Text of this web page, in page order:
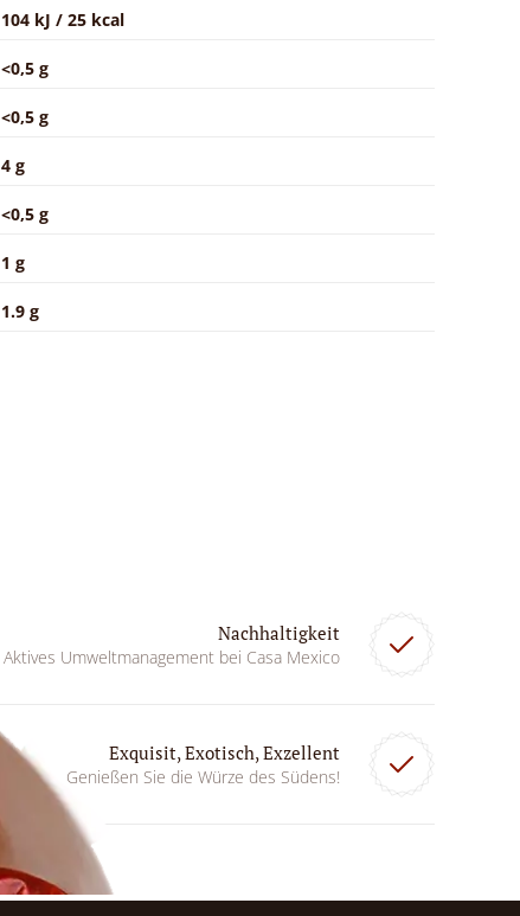
104 kJ / 25 kcal
<0,5 g
<0,5 g
4 g
<0,5 g
1 g
1.9 g
Nachhaltigkeit
Aktives Umweltmanagement bei Casa Mexico
Exquisit, Exotisch, Exzellent
Genießen Sie die Würze des Südens!